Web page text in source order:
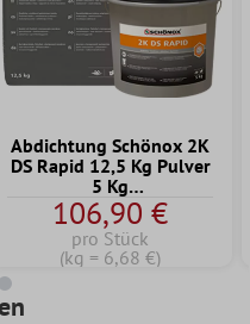
Abdichtung Schönox 2K
DS Rapid 12,5 Kg Pulver
5 Kg
Dispersionskomponente
106,90 €
pro Stück
(kg = 6,68 €)